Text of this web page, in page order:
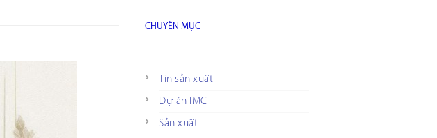
CHUYÊN MỤC
Tin sản xuất
Dự án IMC
Sản xuất